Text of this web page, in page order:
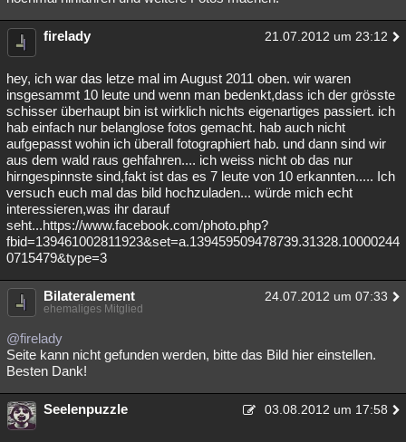
firelady 21.07.2012 um 23:12
hey, ich war das letze mal im August 2011 oben. wir waren
insgesammt 10 leute und wenn man bedenkt,dass ich der grösste
schisser überhaupt bin ist wirklich nichts eigenartiges passiert. ich
hab einfach nur belanglose fotos gemacht. hab auch nicht
aufgepasst wohin ich überall fotographiert hab. und dann sind wir
aus dem wald raus gehfahren.... ich weiss nicht ob das nur
hirngespinnste sind,fakt ist das es 7 leute von 10 erkannten..... Ich
versuch euch mal das bild hochzuladen... würde mich echt
interessieren,was ihr darauf
seht...https://www.facebook.com/photo.php?
fbid=139461002811923&set=a.139459509478739.31328.10000244
0715479&type=3
Bilateralement 24.07.2012 um 07:33
ehemaliges Mitglied
@firelady
Seite kann nicht gefunden werden, bitte das Bild hier einstellen.
Besten Dank!
Seelenpuzzle 03.08.2012 um 17:58